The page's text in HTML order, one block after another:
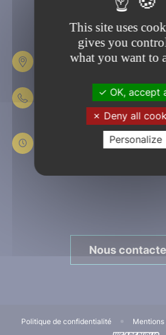
Place Fulbert de Beina
02 33 84 44 44
Du lundi au jeudi
de 8h30 à 12h et de 13h30 à
Nous
Politique de confidentialité Mentions
This site uses
gives you
what you want to
OK, accept
Deny all
Personalize